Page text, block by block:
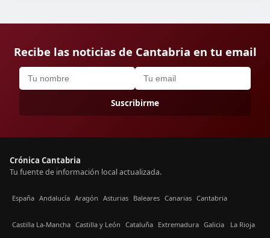
Recibe las noticias de Cantabria en tu email
Suscribirme
Crónica Cantabria
Tu fuente de información local actualizada.
España Andalucía Aragón Asturias Baleares Canarias Cantabria
Castilla La-Mancha Castilla y León Cataluña Extremadura Galicia La Rioja